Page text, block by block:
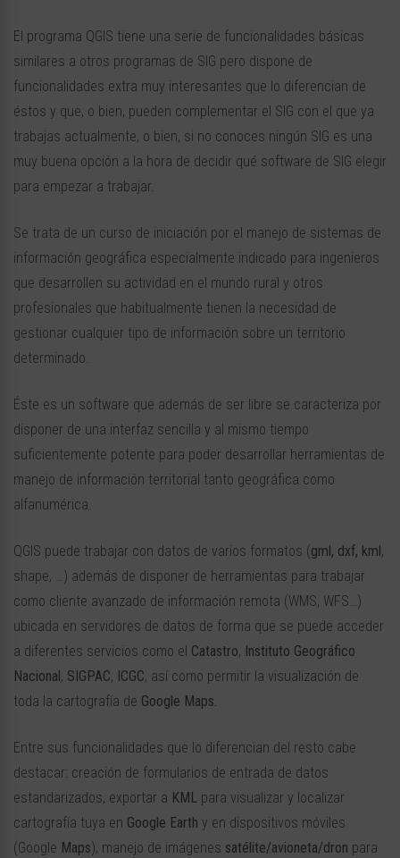
El programa QGIS tiene una serie de funcionalidades básicas
similares a otros programas de SIG pero dispone de
funcionalidades extra muy interesantes que lo diferencian de
éstos y que, o bien, pueden complementar el SIG con el que ya
trabajas actualmente, o bien, si no conoces ningún SIG es una
muy buena opción a la hora de decidir qué software de SIG elegir
para empezar a trabajar.
Se trata de un curso de iniciación por el manejo de sistemas de
información geográfica especialmente indicado para ingenieros
que desarrollen su actividad en el mundo rural y otros
profesionales que habitualmente tienen la necesidad de
gestionar cualquier tipo de información sobre un territorio
determinado.
Éste es un software que además de ser libre se caracteriza por
disponer de una interfaz sencilla y al mismo tiempo
suficientemente potente para poder desarrollar herramientas de
manejo de información territorial tanto geográfica como
alfanumérica.
QGIS puede trabajar con datos de varios formatos (gml, dxf, kml ,
shape, …) además de disponer de herramientas para trabajar
como cliente avanzado de información remota (WMS, WFS…)
ubicada en servidores de datos de forma que se puede acceder
a diferentes servicios como el Catastro, Instituto Geográfico
Nacional , SIGPAC, ICGC, así como permitir la visualización de
toda la cartografía de Google Maps.
Entre sus funcionalidades que lo diferencian del resto cabe
destacar: creación de formularios de entrada de datos
estandarizados, exportar a KML para visualizar y localizar
cartografía tuya en Google Earth y en dispositivos móviles
(Google Maps), manejo de imágenes satélite/avioneta/dron para